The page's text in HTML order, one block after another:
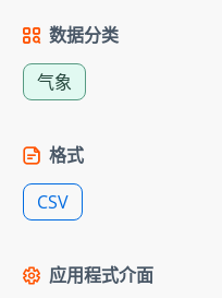
数据分类
气象
格式
CSV
应用程式介面